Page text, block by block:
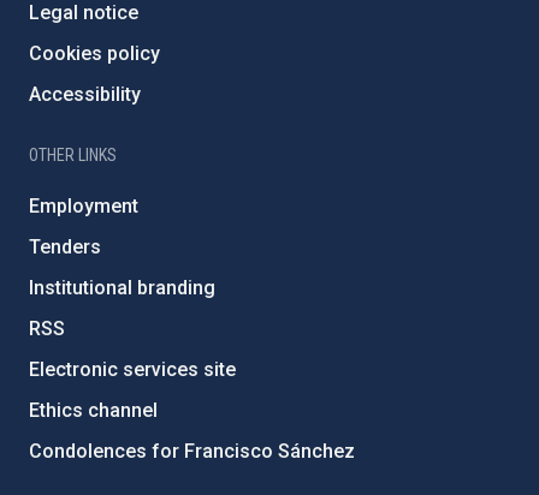
Legal notice
Cookies policy
Accessibility
OTHER LINKS
Employment
Tenders
Institutional branding
RSS
Electronic services site
Ethics channel
Condolences for Francisco Sánchez